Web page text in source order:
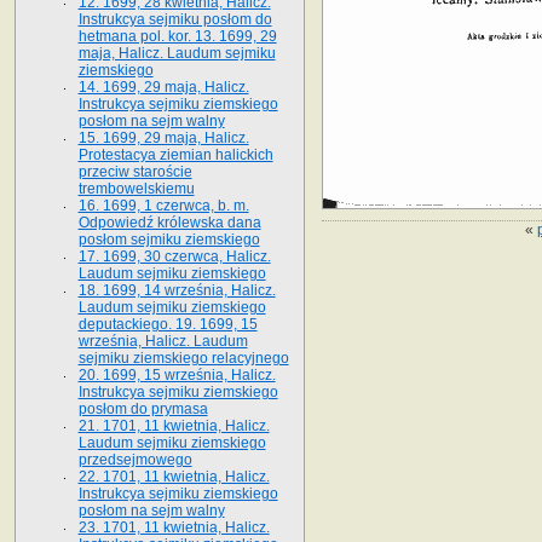
«
Instrukcya sejmiku posłom do
hetmana pol. kor. 13. 1699, 29
maja, Halicz. Laudum sejmiku
ziemskiego
14. 1699, 29 maja, Halicz.
Instrukcya sejmiku ziemskiego
posłom na sejm walny
15. 1699, 29 maja, Halicz.
Protestacya ziemian halickich
przeciw staroście
trembowelskiemu
16. 1699, 1 czerwca, b. m.
Odpowiedź królewska dana
posłom sejmiku ziemskiego
17. 1699, 30 czerwca, Halicz.
Laudum sejmiku ziemskiego
18. 1699, 14 września, Halicz.
Laudum sejmiku ziemskiego
deputackiego. 19. 1699, 15
września, Halicz. Laudum
sejmiku ziemskiego relacyjnego
20. 1699, 15 września, Halicz.
Instrukcya sejmiku ziemskiego
posłom do prymasa
21. 1701, 11 kwietnia, Halicz.
Laudum sejmiku ziemskiego
przedsejmowego
22. 1701, 11 kwietnia, Halicz.
Instrukcya sejmiku ziemskiego
posłom na sejm walny
23. 1701, 11 kwietnia, Halicz.